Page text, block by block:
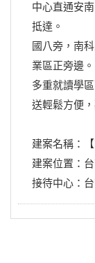
中心直通安
抵達。
國八旁，南
業區正旁邊。
多重就讀學
送輕鬆方便
建案名稱：【
建案位置：
接待中心：